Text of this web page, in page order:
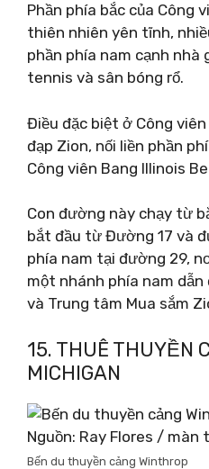
Phần phía bắc của Công
thiên nhiên yên tĩnh,
phần phía nam cạnh nhà
tennis và sân bóng rổ.
Điều đặc biệt ở Công
đạp Zion, nối liền phần
Công viên Bang Illinois
Con đường này chạy từ
bắt đầu từ Đường 17 và
phía nam tại đường 29,
một nhánh phía nam dẫn
và Trung tâm Mua sắm
15. THUÊ THUYỀN
MICHIGAN
Nguồn: Ray Flores / màn
Bến du thuyền cảng Winthrop